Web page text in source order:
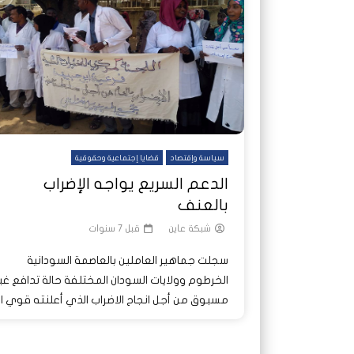
شاهد
عملتان وتطبيق مصرفي واحد.. كيف
تشظى النظام المصرفي في حرب
السودان؟
تصدر
ديون
شاهد
عملتان وتطبيق مصرفي واحد.. كيف
تشظى النظام المصرفي في حرب
السودان؟
هجمات
على
سياسة وإقتصاد قضايا إجتماعية وحقوقية
الدعم السريع يواجه الإضراب
بالعنف
شبكة عاين قبل 7 سنوات
سجلت جماهير العاملين بالعاصمة السودانية
الخرطوم وولايات السودان المختلفة حالة تدافع
مسبوق من أجل انجاح الاضراب الذي أعلنته قوي